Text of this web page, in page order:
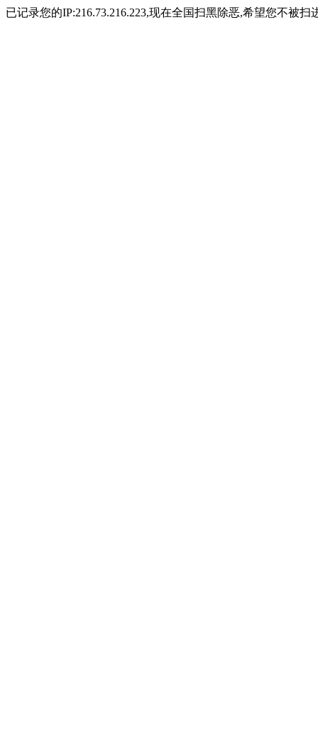
已记录您的IP:216.73.216.223,现在全国扫黑除恶,希望您不被扫